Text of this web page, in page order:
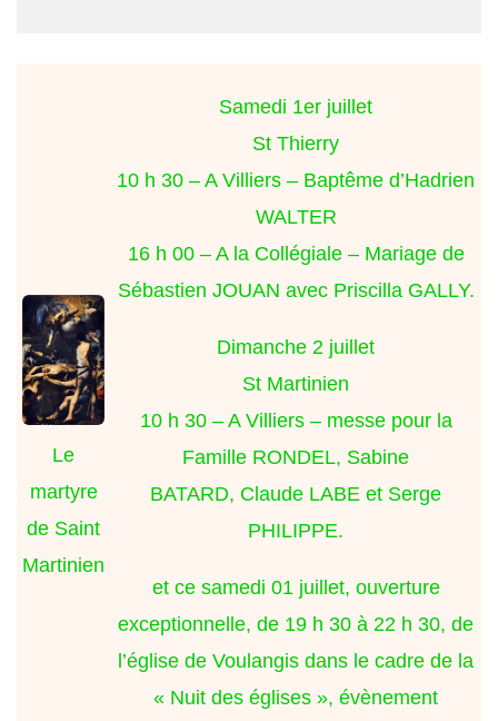
Le
martyre
de Saint
Martinien
Samedi 1er juillet
St Thierry
10 h 30 – A Villiers – Baptême d’Hadrien
WALTER
16 h 00 – A la Collégiale – Mariage de
Sébastien JOUAN avec Priscilla GALLY.
Dimanche 2 juillet
St Martinien
10 h 30 – A Villiers – messe pour la
Famille RONDEL, Sabine
BATARD, Claude LABE et Serge
PHILIPPE.
et ce samedi 01 juillet, ouverture
exceptionnelle, de 19 h 30 à 22 h 30, de
l’église de Voulangis dans le cadre de la
« Nuit des églises », évènement